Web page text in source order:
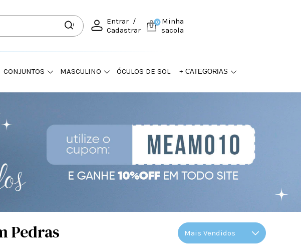
Entrar /
Cadastrar
Minha
sacola
0
CONJUNTOS MASCULINO ÓCULOS DE SOL + CATEGORIAS
Pedras